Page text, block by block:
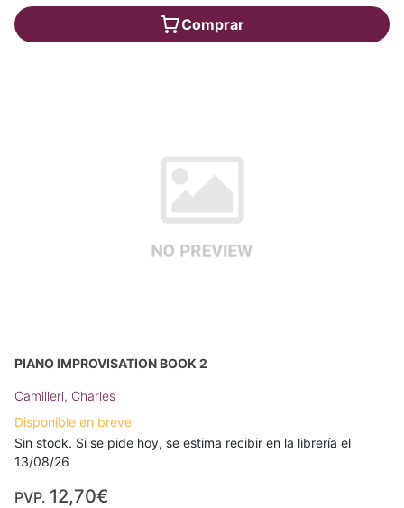
Comprar
PIANO IMPROVISATION BOOK 2
Camilleri, Charles
Disponible en breve
Sin stock. Si se pide hoy, se estima recibir en la librería el
13/08/26
PVP. 12,70€